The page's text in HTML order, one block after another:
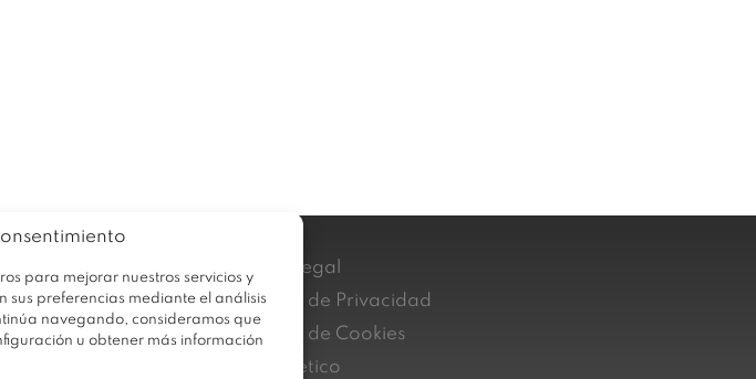
para mejorar nuestros servicios y
preferencias mediante el análisis
navegando, consideramos que
u obtener más información
Aviso Legal
Política de Privacidad
Política de Cookies
Canal ético